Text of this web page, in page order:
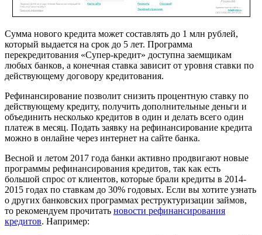
Сумма нового кредита может составлять до 1 млн рублей,
который выдается на срок до 5 лет. Программа
перекредитования «Супер-кредит» доступна заемщикам
любых банков, а конечная ставка зависит от уровня ставки по
действующему договору кредитования.
Рефинансирование позволит снизить процентную ставку по
действующему кредиту, получить дополнительные деньги и
объединить несколько кредитов в один и делать всего один
платеж в месяц. Подать заявку на рефинансирование кредита
можно в онлайне через интернет на сайте банка.
Весной и летом 2017 года банки активно продвигают новые
программы рефинансирования кредитов, так как есть
большой спрос от клиентов, которые брали кредиты в 2014-
2015 годах по ставкам до 30% годовых. Если вы хотите узнать
о других банковских программах реструктуризации займов,
то рекомендуем прочитать новости рефинансирования
кредитов. Например: